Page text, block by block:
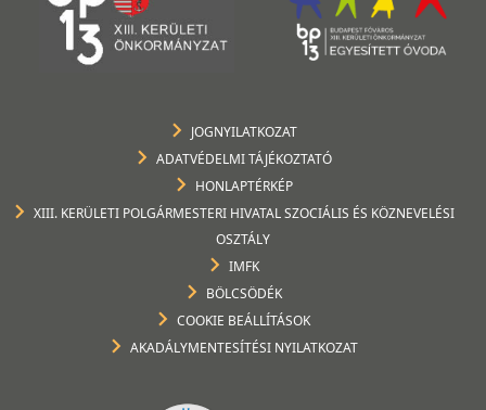
JOGNYILATKOZAT
ADATVÉDELMI TÁJÉKOZTATÓ
HONLAPTÉRKÉP
XIII. KERÜLETI POLGÁRMESTERI HIVATAL SZOCIÁLIS ÉS KÖZNEVELÉSI
OSZTÁLY
IMFK
BÖLCSÖDÉK
COOKIE BEÁLLÍTÁSOK
AKADÁLYMENTESÍTÉSI NYILATKOZAT